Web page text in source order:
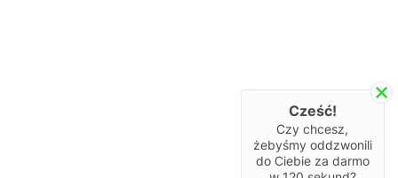
Cześć!
Czy chcesz,
żebyśmy oddzwonili
do Ciebie za darmo